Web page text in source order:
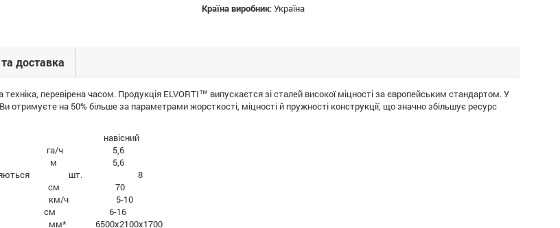
Країна виробник:Україна
доставка
техніка, перевірена часом. Продукція ELVORTI™ випускаєтся зі сталей високої міцності за європейським стандартом. У
отримуєте на 50% більше за параметрами жорсткості, міцності й пружності конструкції, що значно збільшує ресурс
навісний
га/ч 5,6
м 5,6
обробляються шт. 8
см 70
км/ч 5-10
см 6-16
мм* 6500х2100х1700